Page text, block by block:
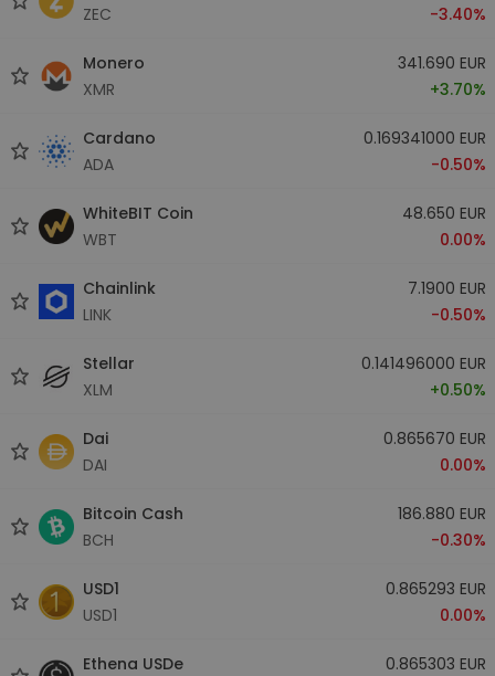
ZEC
-3.40%
Monero
XMR
341.690 EUR
+3.70%
Cardano
ADA
0.169341000 EUR
-0.50%
WhiteBIT Coin
WBT
48.650 EUR
0.00%
Chainlink
LINK
7.1900 EUR
-0.50%
Stellar
XLM
0.141496000 EUR
+0.50%
Dai
DAI
0.865670 EUR
0.00%
Bitcoin Cash
BCH
186.880 EUR
-0.30%
USD1
USD1
0.865293 EUR
0.00%
Ethena USDe
0.865303 EUR